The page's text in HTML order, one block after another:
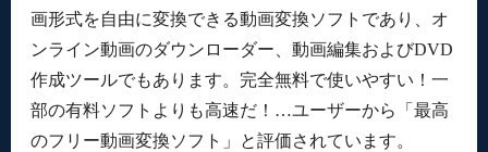
画形式を自由に変換できる動画変換ソフトであり、オ
ンライン動画のダウンローダー、動画編集およびDVD
作成ツールでもあります。完全無料で使いやすい！一
部の有料ソフトよりも高速だ！…ユーザーから「最高
のフリー動画変換ソフト」と評価されています。